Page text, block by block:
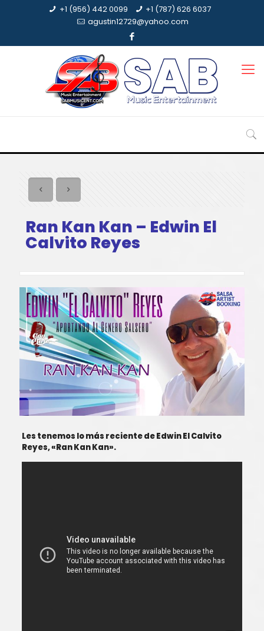
+1 (956) 442 0099
+1 (787) 626 6037
agustin12729@yahoo.com
Ran Kan Kan – Edwin El
Calvito Reyes
Les tenemos lo más reciente de Edwin El Calvito
Reyes, «Ran Kan Kan».